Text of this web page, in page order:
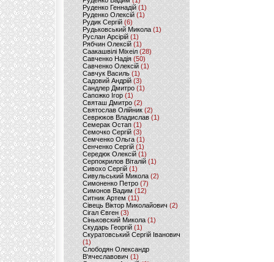
Руденко Геннадій (1)
Руденко Олексій(1)
Рудик Сергій(6)
Рудьковський Микола (1)
Руслан Арсірій(1)
Рябчин Олексій (1)
Саакашвілі Міхеіл(28)
Савченко Надія (50)
Савченко Олексій(1)
Савчук Василь (1)
Садовий Андрій (3)
Сандлер Дмитро(1)
Сапожко Ігор(1)
Святаш Дмитро (2)
Святослав Олійник (2)
Севрюков Владислав (1)
Семерак Остап (1)
Семочко Сергій (3)
Семченко Ольга (1)
Сенченко Сергій(1)
Середюк Олексій(1)
Серпокрилов Віталій(1)
Сивохо Сергій(1)
Сивульський Микола(2)
Симоненко Петро(7)
Симонов Вадим (12)
Ситник Артем(11)
Сівець Віктор Миколайович(2)
Сігал Євген (3)
Сіньковский Микола(1)
Скударь Георгій (1)
Скуратовський Сергій Іванович
(1)
Слободян Олександр
В'ячеславович(1)